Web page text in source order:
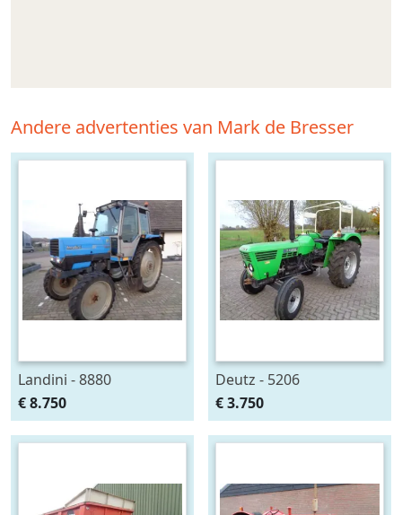
Andere advertenties van Mark de Bresser
Landini - 8880
€ 8.750
Deutz - 5206
€ 3.750